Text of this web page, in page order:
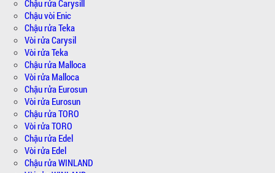
Chậu rửa Carysill
Chậu vòi Enic
Chậu rửa Teka
Vòi rửa Carysil
Vòi rửa Teka
Chậu rửa Malloca
Vòi rửa Malloca
Chậu rửa Eurosun
Vòi rửa Eurosun
Chậu rửa TORO
Vòi rửa TORO
Chậu rửa Edel
Vòi rửa Edel
Chậu rửa WINLAND